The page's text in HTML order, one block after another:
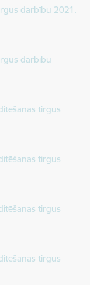
darbību 2021.
darbību
tirgus
tirgus
tirgus
tirgus